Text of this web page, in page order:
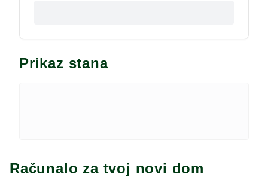
Prikaz stana
Računalo za tvoj novi dom